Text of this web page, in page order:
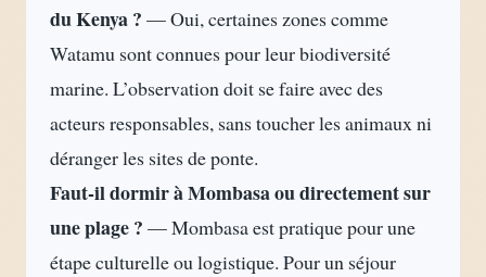
du Kenya ? — Oui, certaines zones comme
Watamu sont connues pour leur biodiversité
marine. L’observation doit se faire avec des
acteurs responsables, sans toucher les animaux ni
déranger les sites de ponte.
Faut-il dormir à Mombasa ou directement sur
une plage ? — Mombasa est pratique pour une
étape culturelle ou logistique. Pour un séjour